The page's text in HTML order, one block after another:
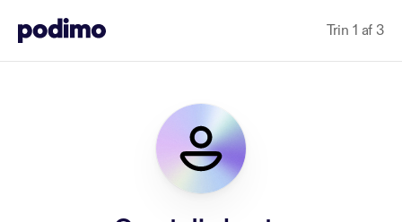
Trin 1 af 3